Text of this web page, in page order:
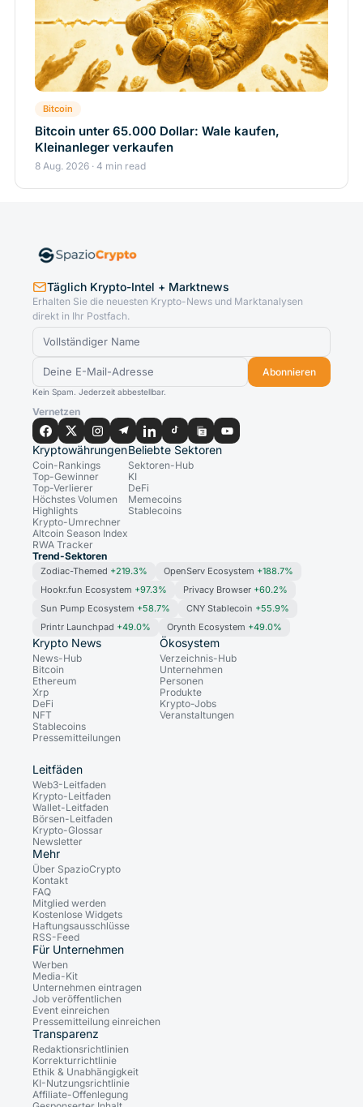
Bitcoin
Bitcoin unter 65.000 Dollar: Wale kaufen,
Kleinanleger verkaufen
8 Aug. 2026 · 4 min read
Täglich Krypto-Intel + Marktnews
Erhalten Sie die neuesten Krypto-News und Marktanalysen
direkt in Ihr Postfach.
Abonnieren
Kein Spam. Jederzeit abbestellbar.
Vernetzen
Kryptowährungen
Coin-Rankings
Top-Gewinner
Top-Verlierer
Höchstes Volumen
Highlights
Krypto-Umrechner
Altcoin Season Index
RWA Tracker
Beliebte Sektoren
Sektoren-Hub
KI
DeFi
Memecoins
Stablecoins
Trend-Sektoren
Zodiac-Themed +219.3% OpenServ Ecosystem +188.7%
Hookr.fun Ecosystem +97.3% Privacy Browser +60.2%
Sun Pump Ecosystem +58.7% CNY Stablecoin +55.9%
Printr Launchpad +49.0% Orynth Ecosystem +49.0%
Krypto News
News-Hub
Bitcoin
Ethereum
Xrp
DeFi
NFT
Stablecoins
Pressemitteilungen
Ökosystem
Verzeichnis-Hub
Unternehmen
Personen
Produkte
Krypto-Jobs
Veranstaltungen
Leitfäden
Web3-Leitfaden
Krypto-Leitfaden
Wallet-Leitfaden
Börsen-Leitfaden
Krypto-Glossar
Newsletter
Mehr
Über SpazioCrypto
Kontakt
FAQ
Mitglied werden
Kostenlose Widgets
Haftungsausschlüsse
RSS-Feed
Für Unternehmen
Werben
Media-Kit
Unternehmen eintragen
Job veröffentlichen
Event einreichen
Pressemitteilung einreichen
Transparenz
Redaktionsrichtlinien
Korrekturrichtlinie
Ethik & Unabhängigkeit
KI-Nutzungsrichtlinie
Affiliate-Offenlegung